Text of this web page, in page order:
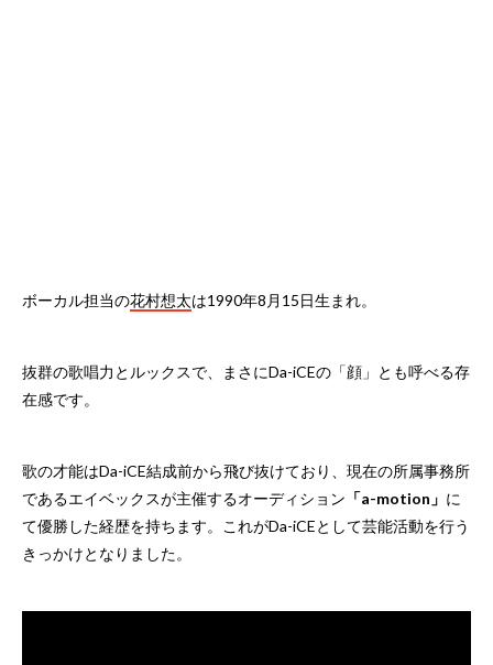
ボーカル担当の花村想太は1990年8月15日生まれ。
抜群の歌唱力とルックスで、まさにDa-iCEの「顔」とも呼べる存
在感です。
歌の才能はDa-iCE結成前から飛び抜けており、現在の所属事務所
であるエイベックスが主催するオーディション 「a-motion」 に
て優勝した経歴を持ちます。これがDa-iCEとして芸能活動を行う
きっかけとなりました。